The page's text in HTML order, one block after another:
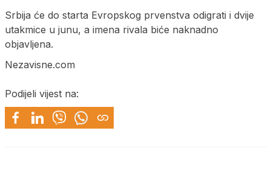
Srbija će do starta Evropskog prvenstva odigrati i dvije
utakmice u junu, a imena rivala biće naknadno
objavljena.
Nezavisne.com
Podijeli vijest na: